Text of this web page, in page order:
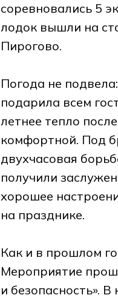
соревновались 5
лодок вышли на
Пирогово.
Погода не
подарила всем
летнее тепло
комфортной. Под
двухчасовая
получили
хорошее
на празднике.
Как и в прошлом
Мероприятие
и безопасность».